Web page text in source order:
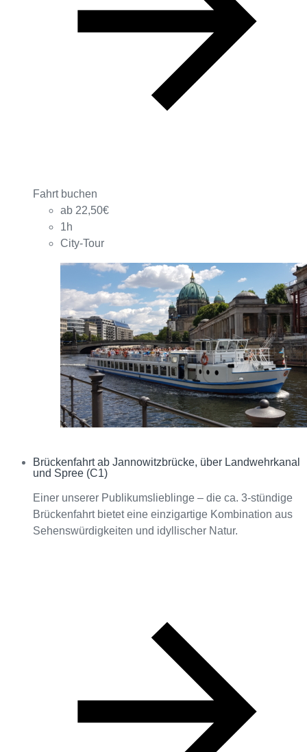
Fahrt buchen
ab 22,50€
1h
City-Tour
Interagieren
Brückenfahrt ab Jannowitzbrücke, über Landwehrkanal
und Spree (C1)
Einer unserer Publikumslieblinge – die ca. 3-stündige
Brückenfahrt bietet eine einzigartige Kombination aus
Sehenswürdigkeiten und idyllischer Natur.